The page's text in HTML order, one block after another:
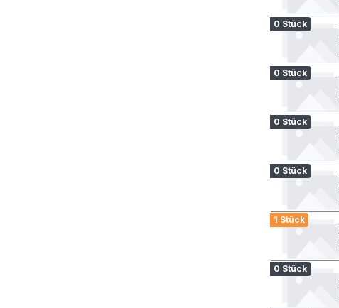
0 Stück
0 Stück
0 Stück
0 Stück
1 Stück
0 Stück